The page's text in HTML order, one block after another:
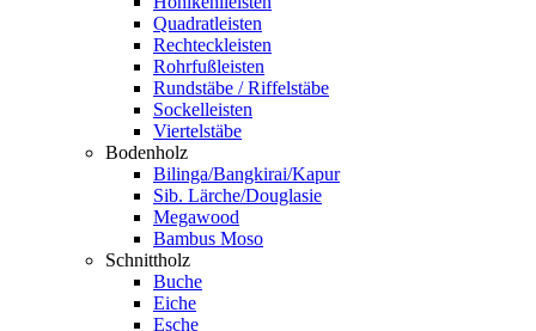
Quadratleisten
Rechteckleisten
Rohrfußleisten
Rundstäbe / Riffelstäbe
Sockelleisten
Viertelstäbe
Bodenholz
Bilinga/Bangkirai/Kapur
Sib. Lärche/Douglasie
Megawood
Bambus Moso
Schnittholz
Buche
Eiche
Esche